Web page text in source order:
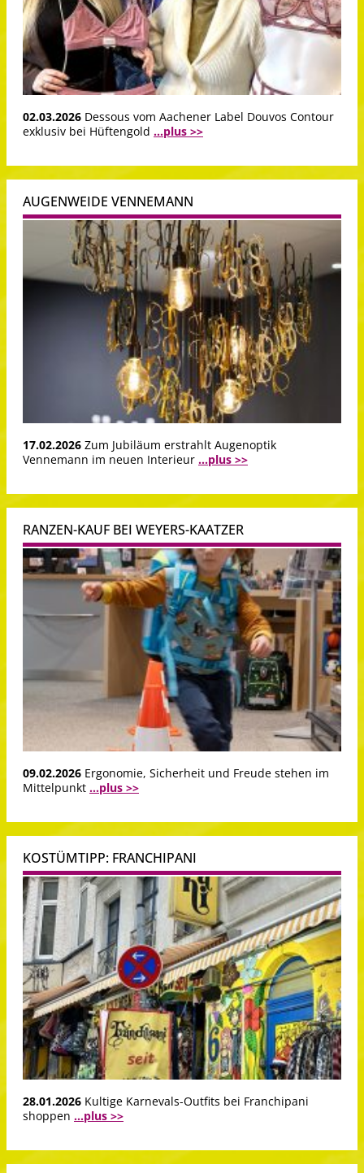
02.03.2026 Dessous vom Aachener Label Douvos Contour
exklusiv bei Hüftengold ...plus >>
AUGENWEIDE VENNEMANN
17.02.2026 Zum Jubiläum erstrahlt Augenoptik
Vennemann im neuen Interieur ...plus >>
RANZEN-KAUF BEI WEYERS-KAATZER
09.02.2026 Ergonomie, Sicherheit und Freude stehen im
Mittelpunkt ...plus >>
KOSTÜMTIPP: FRANCHIPANI
28.01.2026 Kultige Karnevals-Outfits bei Franchipani
shoppen ...plus >>